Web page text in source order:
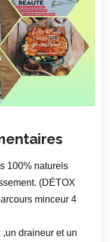
100% naturels
(DÉTOX
minceur 4
draineur et un